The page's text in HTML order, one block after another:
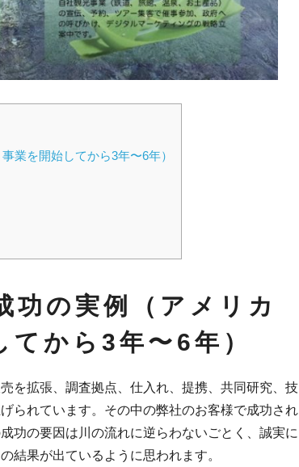
業を開始してから3年〜6年）
功の実例（アメリカ
てから3年〜6年）
を拡張、調査拠点、仕入れ、提携、共同研究、技
られています。その中の弊社のお客様で成功され
功の要因は川の流れに逆らわないごとく、誠実に
結果が出ているように思われます。